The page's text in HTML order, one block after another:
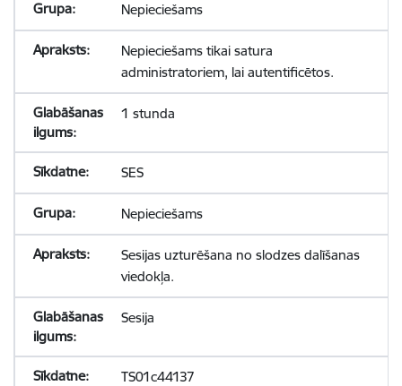
Nepieciešams
Nepieciešams tikai satura
administratoriem, lai autentificētos.
1 stunda
SES
Nepieciešams
Sesijas uzturēšana no slodzes dalīšanas
viedokļa.
Sesija
TS01c44137